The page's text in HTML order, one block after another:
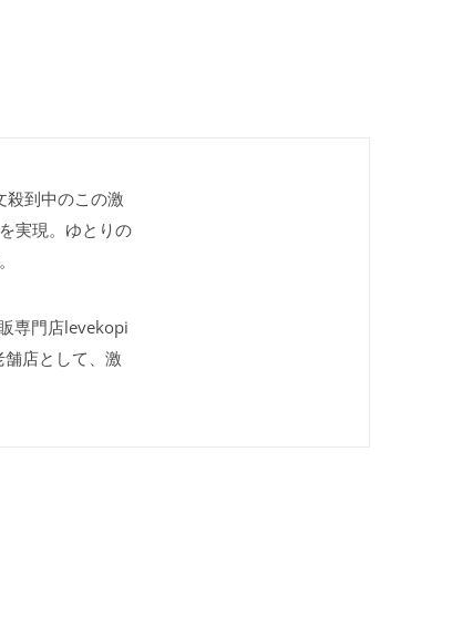
殺到中のこの激
実現。ゆとりの
専門店levekopi
店として、激